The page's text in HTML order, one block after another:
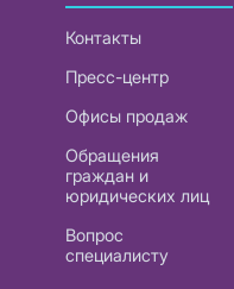
Контакты
Пресс-центр
Офисы продаж
Обращения
граждан и
юридических лиц
Вопрос
специалисту